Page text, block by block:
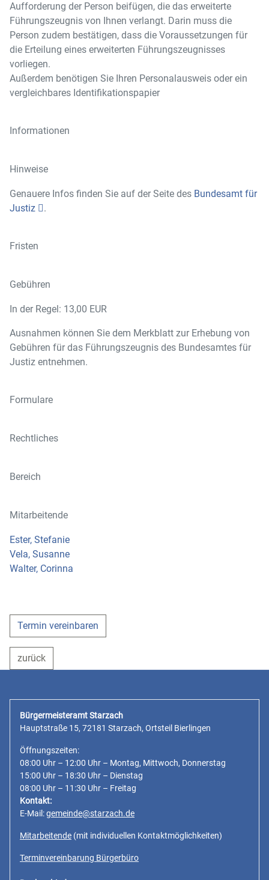
Aufforderung der Person beifügen, die das erweiterte
Führungszeugnis von Ihnen verlangt. Darin muss die
Person zudem bestätigen, dass die Voraussetzungen für
die Erteilung eines erweiterten Führungszeugnisses
vorliegen.
Außerdem benötigen Sie Ihren Personalausweis oder ein
vergleichbares Identifikationspapier
Informationen
Hinweise
Genauere Infos finden Sie auf der Seite des Bundesamt für
Justiz
.
Fristen
Gebühren
In der Regel: 13,00 EUR
Ausnahmen können Sie dem Merkblatt zur Erhebung von
Gebühren für das Führungszeugnis des Bundesamtes für
Justiz entnehmen.
Formulare
Rechtliches
Bereich
Mitarbeitende
Ester, Stefanie
Vela, Susanne
Walter, Corinna
Termin vereinbaren
zurück
Bürgermeisteramt Starzach
Hauptstraße 15, 72181 Starzach, Ortsteil Bierlingen
Öffnungszeiten:
08:00 Uhr – 12:00 Uhr – Montag, Mittwoch, Donnerstag
15:00 Uhr – 18:30 Uhr – Dienstag
08:00 Uhr – 11:30 Uhr – Freitag
Kontakt:
E-Mail:gemeinde@starzach.de
Mitarbeitende (mit individuellen Kontaktmöglichkeiten)
Terminvereinbarung Bürgerbüro